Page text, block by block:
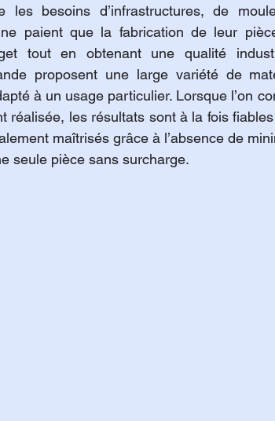
les besoins d’infrastructures, de
paient que la fabrication de leur
tout en obtenant une qualité
proposent une large variété de
réalisée, les résultats sont à la fois
maîtrisés grâce à l’absence de
seule pièce sans surcharge.